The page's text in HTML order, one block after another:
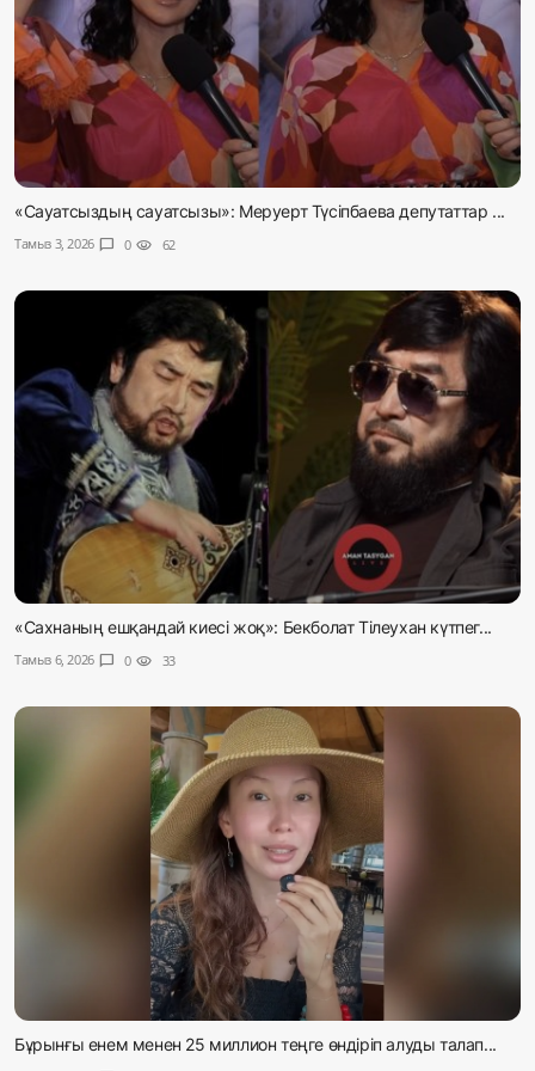
«Сауатсыздың сауатсызы»: Меруерт Түсіпбаева депутаттар ...
Тамыз 3, 2026 chat_bubble 0 visibility 62
«Сахнаның ешқандай киесі жоқ»: Бекболат Тілеухан күтпег...
Тамыз 6, 2026 chat_bubble 0 visibility 33
Бұрынғы енем менен 25 миллион теңге өндіріп алуды талап...